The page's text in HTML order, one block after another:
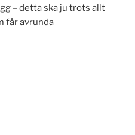
– detta ska ju trots allt
får avrunda